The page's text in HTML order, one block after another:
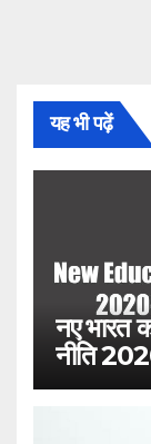
यह भी पढ़ें
नए भारत
नीति